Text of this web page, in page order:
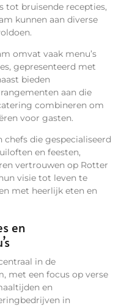
tot bruisende recepties,
kunnen aan diverse
omvat vaak menu’s
gepresenteerd met
bieden
aan die
combineren om
voor gasten.
chefs die gespecialiseerd
en feesten,
vertrouwen op Rotter
visie tot leven te
met heerlijk eten en
en
in de
met een focus op verse
en
in